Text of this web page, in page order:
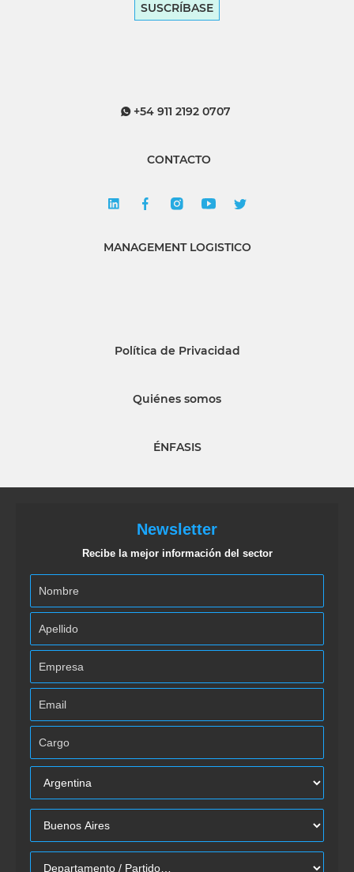
SUSCRÍBASE
+54 911 2192 0707
CONTACTO
MANAGEMENT LOGISTICO
Política de Privacidad
Quiénes somos
ÉNFASIS
Newsletter
Recibe la mejor información del sector